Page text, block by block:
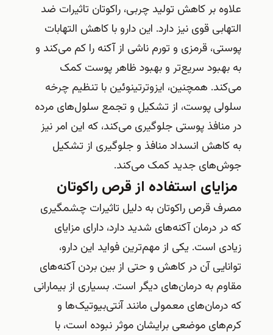
علاوه بر کاهش تولید چربی، راکوتان تاثیرات ضد
التهابی قوی نیز دارد. این دارو با کاهش التهابات
پوستی، قرمزی و تورم ناشی از آکنه را کم می‌کند و
به بهبود سریع‌تر و بهبود ظاهر پوست کمک
می‌کند. همچنین، ایزوترتینوئین با تنظیم چرخه
سلولی پوست، از تشکیل و تجمع سلول‌های مرده
در منافذ پوستی جلوگیری می‌کند، که این امر نیز
به کاهش انسداد منافذ و جلوگیری از تشکیل
جوش‌های جدید کمک می‌کند.
مزایای استفاده از قرص راکوتان
مصرف قرص راکوتان به دلیل تاثیرات چشمگیری
که در درمان آکنه‌های شدید دارد، دارای مزایای
زیادی است. یکی از مهم‌ترین فواید این دارو،
توانایی آن در کاهش و حتی از بین بردن آکنه‌های
مقاوم به درمان‌های دیگر است. بسیاری از بیمارانی
که درمان‌های معمولی مانند آنتی‌بیوتیک‌ها و
کرم‌های موضعی برایشان موثر نبوده است، با